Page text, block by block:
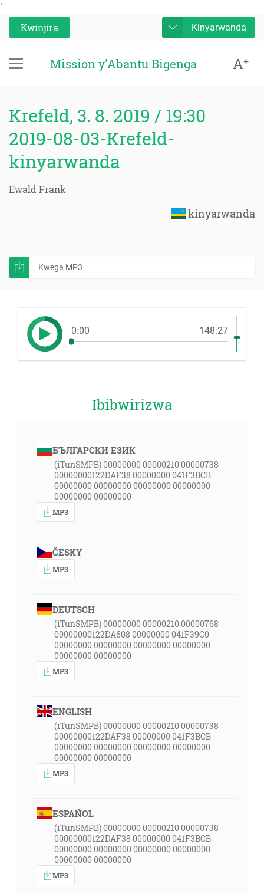
'
Kwinjira
Kinyarwanda
Mission y'Abantu Bigenga A+
Krefeld, 3. 8. 2019 / 19:30
2019-08-03-Krefeld-
kinyarwanda
Ewald Frank
kinyarwanda
Kwega MP3
0:00 148:27
Ibibwirizwa
БЪЛГАРСКИ ЕЗИК
(iTunSMPB) 00000000 00000210 00000738
00000000122DAF38 00000000 041F3BCB
00000000 00000000 00000000 00000000
00000000 00000000
MP3
ČESKY
MP3
DEUTSCH
(iTunSMPB) 00000000 00000210 00000768
00000000122DA608 00000000 041F39C0
00000000 00000000 00000000 00000000
00000000 00000000
MP3
ENGLISH
(iTunSMPB) 00000000 00000210 00000738
00000000122DAF38 00000000 041F3BCB
00000000 00000000 00000000 00000000
00000000 00000000
MP3
ESPAÑOL
(iTunSMPB) 00000000 00000210 00000738
00000000122DAF38 00000000 041F3BCB
00000000 00000000 00000000 00000000
00000000 00000000
MP3